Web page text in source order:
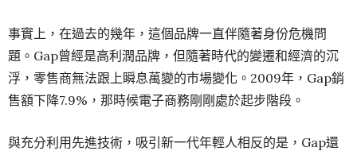
事實上，在過去的幾年，這個品牌一直伴隨著身份危機問
題。Gap曾經是高利潤品牌，但隨著時代的變遷和經濟的沉
浮，零售商無法跟上瞬息萬變的市場變化。2009年，Gap銷
售額下降7.9%，那時候電子商務剛剛處於起步階段。
與充分利用先進技術，吸引新一代年輕人相反的是，Gap還